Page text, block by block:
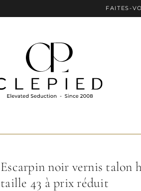
FAITES-VOUS
Escarpin noir vernis talon
taille 43 à prix réduit